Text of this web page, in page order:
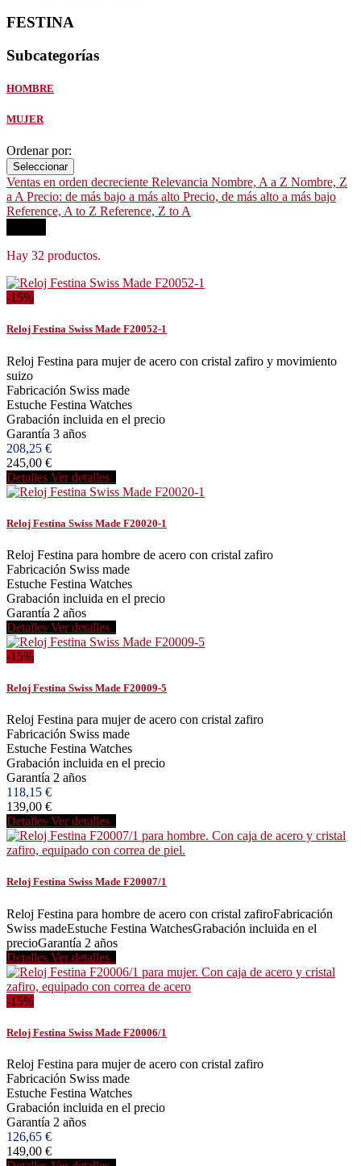
FESTINA
Subcategorías
HOMBRE
MUJER
Ordenar por:
Seleccionar
Ventas en orden decreciente Relevancia Nombre, A a Z Nombre, Z
a A Precio: de más bajo a más alto Precio, de más alto a más bajo
Reference, A to Z Reference, Z to A
Hay 32 productos.
-15%
Reloj Festina Swiss Made F20052-1
Reloj Festina para mujer de acero con cristal zafiro y movimiento
suizo
Fabricación Swiss made
Estuche Festina Watches
Grabación incluida en el precio
Garantía 3 años
208,25 €
245,00 €
Detalles Ver detalles
Reloj Festina Swiss Made F20020-1
Reloj Festina para hombre de acero con cristal zafiro
Fabricación Swiss made
Estuche Festina Watches
Grabación incluida en el precio
Garantía 2 años
Detalles Ver detalles
-15%
Reloj Festina Swiss Made F20009-5
Reloj Festina para mujer de acero con cristal zafiro
Fabricación Swiss made
Estuche Festina Watches
Grabación incluida en el precio
Garantía 2 años
118,15 €
139,00 €
Detalles Ver detalles
Reloj Festina Swiss Made F20007/1
Reloj Festina para hombre de acero con cristal zafiroFabricación
Swiss madeEstuche Festina WatchesGrabación incluida en el
precioGarantía 2 años
Detalles Ver detalles
-15%
Reloj Festina Swiss Made F20006/1
Reloj Festina para mujer de acero con cristal zafiro
Fabricación Swiss made
Estuche Festina Watches
Grabación incluida en el precio
Garantía 2 años
126,65 €
149,00 €